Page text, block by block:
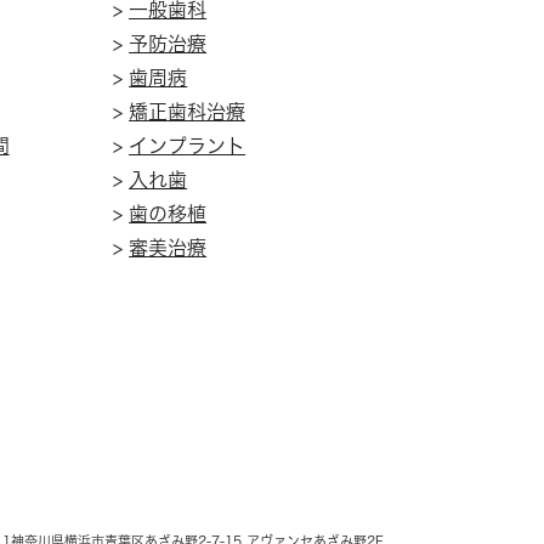
> 一般歯科
> 予防治療
> 歯周病
> 矯正歯科治療
> インプラント
> 入れ歯
> 歯の移植
> 審美治療
神奈川県横浜市青葉区あざみ野2-7-15 アヴァンセあざみ野2F